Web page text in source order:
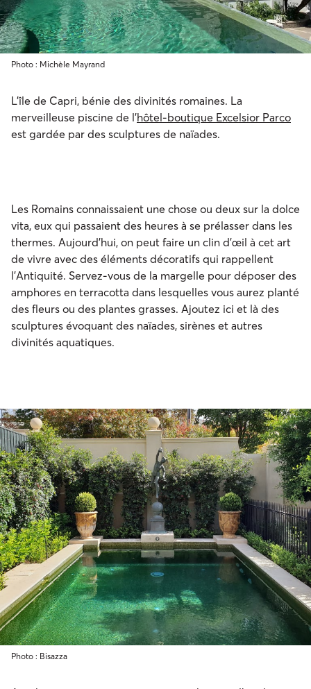
Photo : Michèle Mayrand
L’île de Capri, bénie des divinités romaines. La
merveilleuse piscine de l’hôtel-boutique Excelsior Parco
est gardée par des sculptures de naïades.
Les Romains connaissaient une chose ou deux sur la dolce
vita, eux qui passaient des heures à se prélasser dans les
thermes. Aujourd’hui, on peut faire un clin d’œil à cet art
de vivre avec des éléments décoratifs qui rappellent
l’Antiquité. Servez-vous de la margelle pour déposer des
amphores en terracotta dans lesquelles vous aurez planté
des fleurs ou des plantes grasses. Ajoutez ici et là des
sculptures évoquant des naïades, sirènes et autres
divinités aquatiques.
Photo : Bisazza